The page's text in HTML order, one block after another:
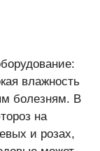
влажность
болезням. В
на
и розах,